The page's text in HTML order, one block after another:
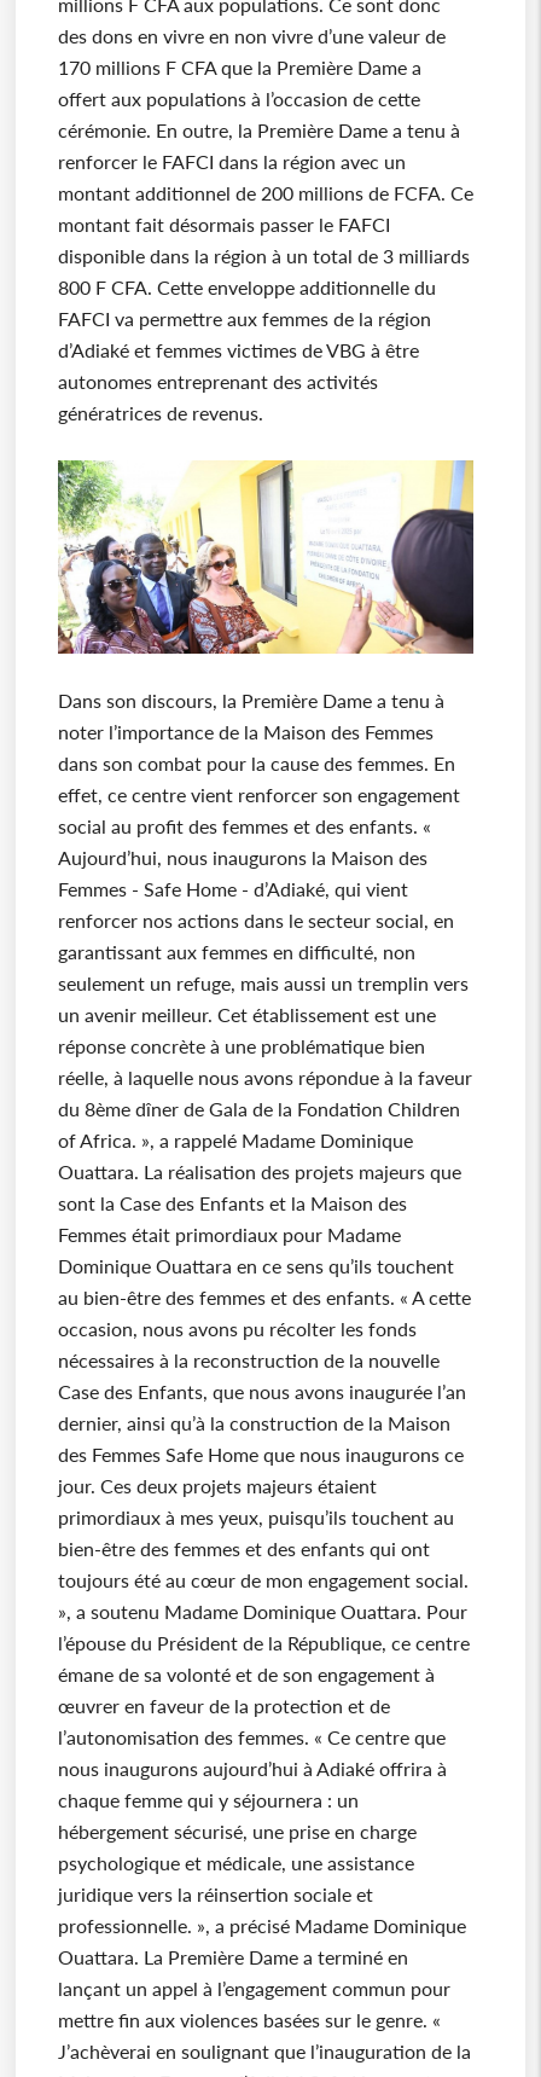
millions F CFA aux populations. Ce sont donc
des dons en vivre en non vivre d’une valeur de
170 millions F CFA que la Première Dame a
offert aux populations à l’occasion de cette
cérémonie. En outre, la Première Dame a tenu à
renforcer le FAFCI dans la région avec un
montant additionnel de 200 millions de FCFA. Ce
montant fait désormais passer le FAFCI
disponible dans la région à un total de 3 milliards
800 F CFA. Cette enveloppe additionnelle du
FAFCI va permettre aux femmes de la région
d’Adiaké et femmes victimes de VBG à être
autonomes entreprenant des activités
génératrices de revenus.
Dans son discours, la Première Dame a tenu à
noter l’importance de la Maison des Femmes
dans son combat pour la cause des femmes. En
effet, ce centre vient renforcer son engagement
social au profit des femmes et des enfants. «
Aujourd’hui, nous inaugurons la Maison des
Femmes - Safe Home - d’Adiaké, qui vient
renforcer nos actions dans le secteur social, en
garantissant aux femmes en difficulté, non
seulement un refuge, mais aussi un tremplin vers
un avenir meilleur. Cet établissement est une
réponse concrète à une problématique bien
réelle, à laquelle nous avons répondue à la faveur
du 8ème dîner de Gala de la Fondation Children
of Africa. », a rappelé Madame Dominique
Ouattara. La réalisation des projets majeurs que
sont la Case des Enfants et la Maison des
Femmes était primordiaux pour Madame
Dominique Ouattara en ce sens qu’ils touchent
au bien-être des femmes et des enfants. « A cette
occasion, nous avons pu récolter les fonds
nécessaires à la reconstruction de la nouvelle
Case des Enfants, que nous avons inaugurée l’an
dernier, ainsi qu’à la construction de la Maison
des Femmes Safe Home que nous inaugurons ce
jour. Ces deux projets majeurs étaient
primordiaux à mes yeux, puisqu’ils touchent au
bien-être des femmes et des enfants qui ont
toujours été au cœur de mon engagement social.
», a soutenu Madame Dominique Ouattara. Pour
l’épouse du Président de la République, ce centre
émane de sa volonté et de son engagement à
œuvrer en faveur de la protection et de
l’autonomisation des femmes. « Ce centre que
nous inaugurons aujourd’hui à Adiaké offrira à
chaque femme qui y séjournera : un
hébergement sécurisé, une prise en charge
psychologique et médicale, une assistance
juridique vers la réinsertion sociale et
professionnelle. », a précisé Madame Dominique
Ouattara. La Première Dame a terminé en
lançant un appel à l’engagement commun pour
mettre fin aux violences basées sur le genre. «
J’achèverai en soulignant que l’inauguration de la